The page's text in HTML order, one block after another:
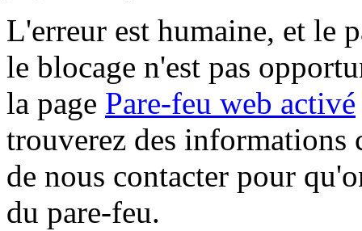
L'erreur est humaine, et le
le blocage n'est pas
la page Pare-feu web activé
trouverez des informations
de nous contacter pour
du pare-feu.